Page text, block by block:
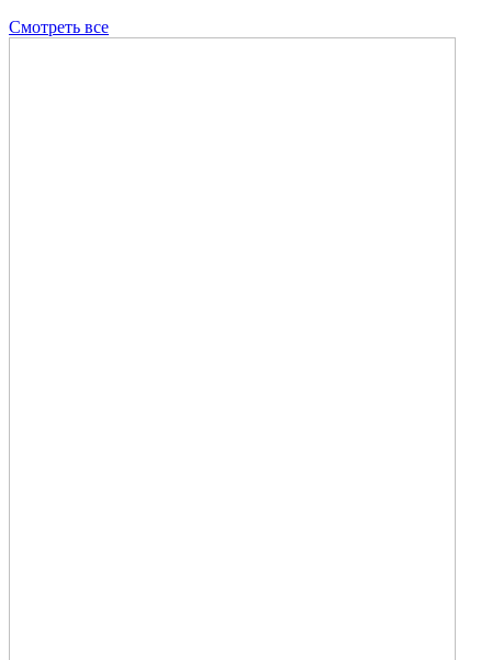
Смотреть все